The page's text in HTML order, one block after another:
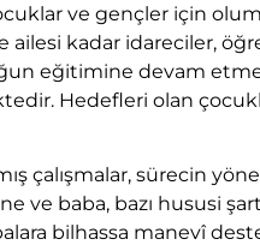
ve gençler için
ailesi kadar idareciler,
eğitimine devam
Hedefleri olan
çalışmalar, sürecin
ve baba, bazı hususi
bilhassa manevî